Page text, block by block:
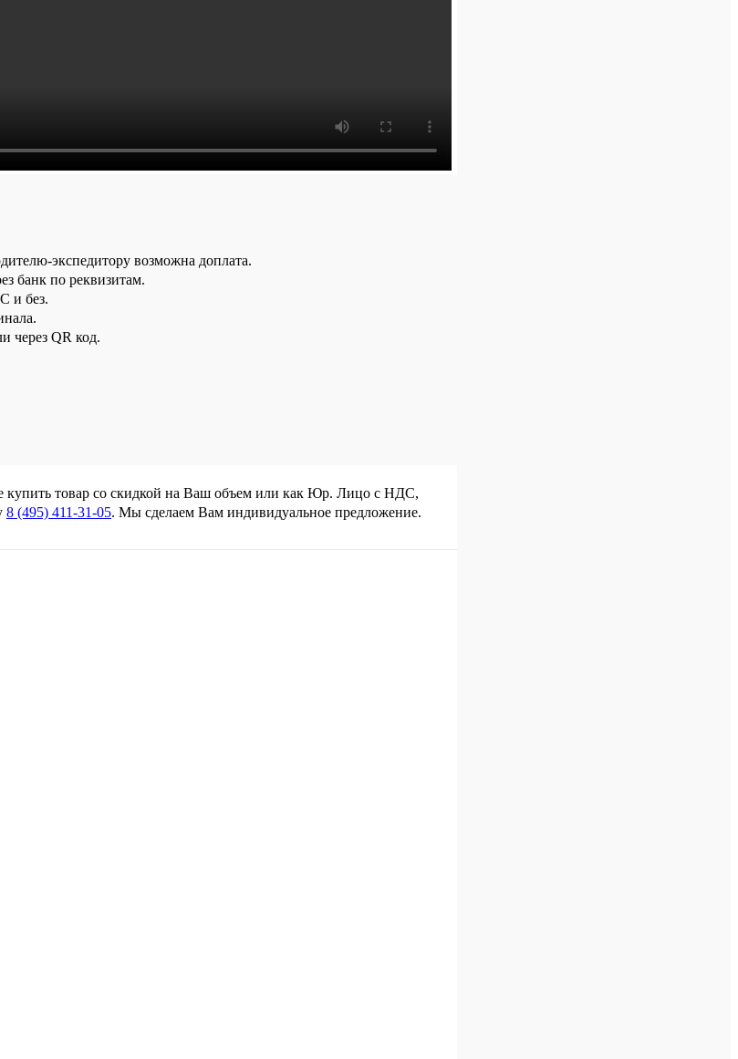
экспедитору возможна доплата.
банк по реквизитам.
и без.
через QR код.
купить товар со скидкой на Ваш объем или как Юр. Лицо с НДС,
8 (495) 411-31-05. Мы сделаем Вам индивидуальное предложение.